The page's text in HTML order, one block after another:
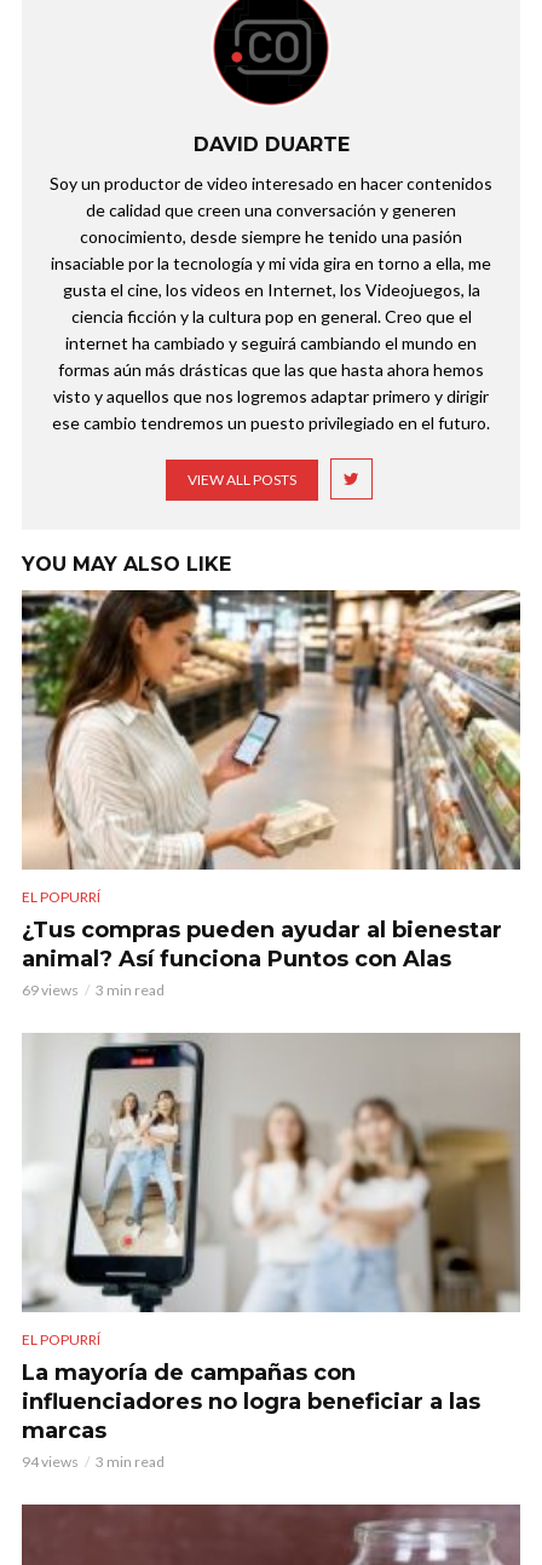
DAVID DUARTE
Soy un productor de video interesado en hacer contenidos
de calidad que creen una conversación y generen
conocimiento, desde siempre he tenido una pasión
insaciable por la tecnología y mi vida gira en torno a ella, me
gusta el cine, los videos en Internet, los Videojuegos, la
ciencia ficción y la cultura pop en general. Creo que el
internet ha cambiado y seguirá cambiando el mundo en
formas aún más drásticas que las que hasta ahora hemos
visto y aquellos que nos logremos adaptar primero y dirigir
ese cambio tendremos un puesto privilegiado en el futuro.
VIEW ALL POSTS
YOU MAY ALSO LIKE
EL POPURRÍ
¿Tus compras pueden ayudar al bienestar
animal? Así funciona Puntos con Alas
69 views 3 min read
EL POPURRÍ
La mayoría de campañas con
influenciadores no logra beneficiar a las
marcas
94 views 3 min read